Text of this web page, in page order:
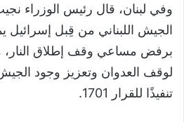
وفي لبنان، قال رئيس الوزراء
الجيش اللبناني من قِبل إسرائيل
برفض مساعي وقف إطلاق النار،
لوقف العدوان وتعزيز وجود
تنفيذًا للقرار 1701.